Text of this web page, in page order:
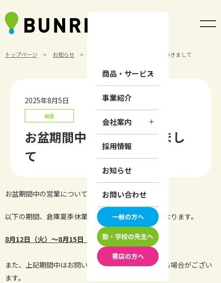
一般の方へ
塾・学校の先生へ
書店の方へ
商品・サービス
事業紹介
会社案内
採用情報
お知らせ
お問い合わせ
トップページ お知らせ お盆期間中の営業につきまして
2025年8月5日
総合
お盆期間中の営業につきまし
て
お盆期間中の営業についてお知らせいたします。
以下の期間、倉庫夏季休業に伴い出荷業務が停止となります。
8月12日（火）～8月15日（金）
また、上記期間中はお問い合わせへのお返事が遅れる場合がござい
ます。